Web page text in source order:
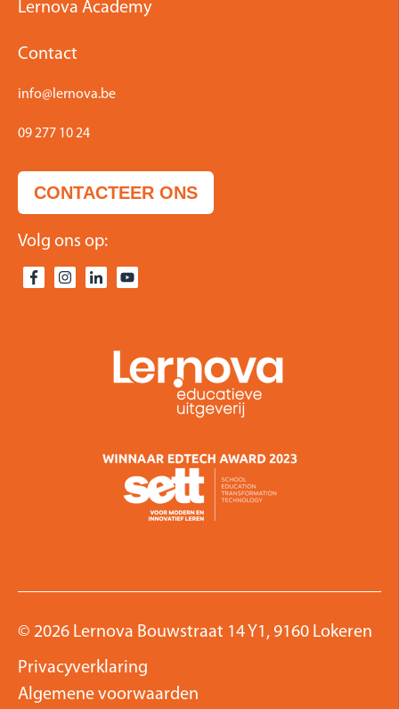
Lernova Academy
Contact
info@lernova.be
09 277 10 24
CONTACTEER ONS
Volg ons op:
© 2026 Lernova Bouwstraat 14 Y1, 9160 Lokeren
Privacyverklaring
Algemene voorwaarden